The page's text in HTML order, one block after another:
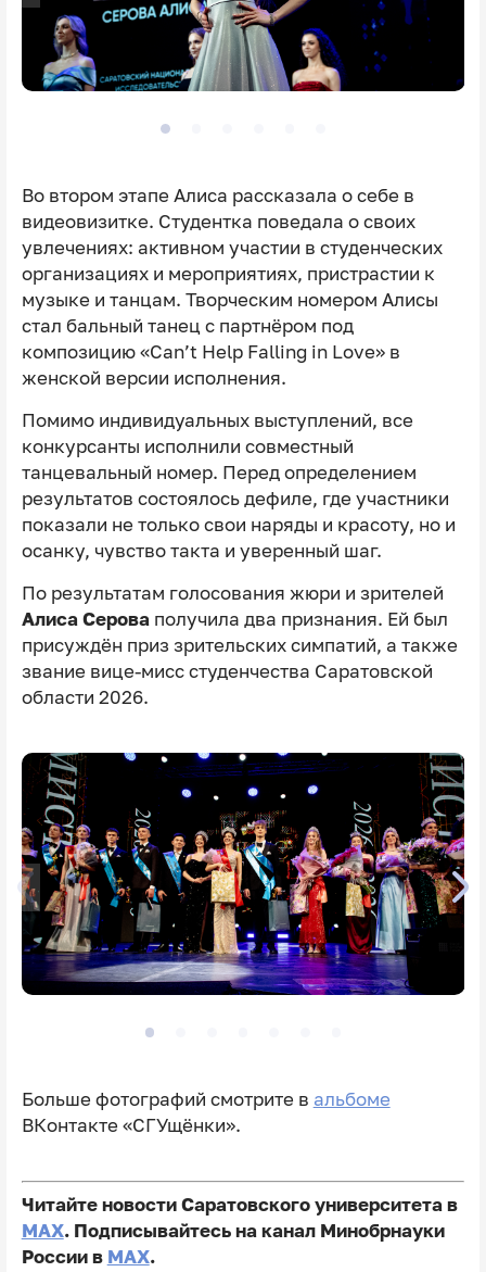
Во втором этапе Алиса рассказала о себе в
видеовизитке. Студентка поведала о своих
увлечениях: активном участии в студенческих
организациях и мероприятиях, пристрастии к
музыке и танцам. Творческим номером Алисы
стал бальный танец с партнёром под
композицию «Can’t Help Falling in Love» в
женской версии исполнения.
Помимо индивидуальных выступлений, все
конкурсанты исполнили совместный
танцевальный номер. Перед определением
результатов состоялось дефиле, где участники
показали не только свои наряды и красоту, но и
осанку, чувство такта и уверенный шаг.
По результатам голосования жюри и зрителей
Алиса Сероваполучила два признания. Ей был
присуждён приз зрительских симпатий, а также
звание вице-мисс студенчества Саратовской
области 2026.
Больше фотографий смотрите в альбоме
ВКонтакте «СГУщёнки».
Читайте новости Саратовского университета в
MAX. Подписывайтесь на канал Минобрнауки
России в MAX.